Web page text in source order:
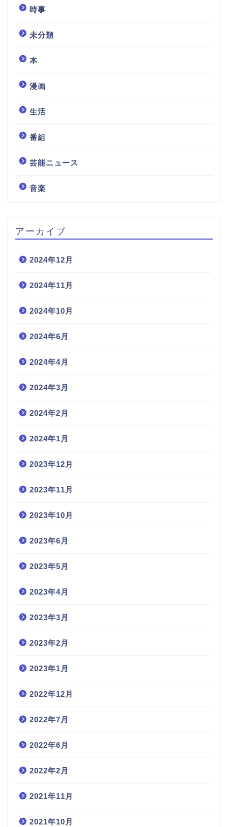
時事
未分類
本
漫画
生活
番組
芸能ニュース
音楽
アーカイブ
2024年12月
2024年11月
2024年10月
2024年6月
2024年4月
2024年3月
2024年2月
2024年1月
2023年12月
2023年11月
2023年10月
2023年6月
2023年5月
2023年4月
2023年3月
2023年2月
2023年1月
2022年12月
2022年7月
2022年6月
2022年2月
2021年11月
2021年10月